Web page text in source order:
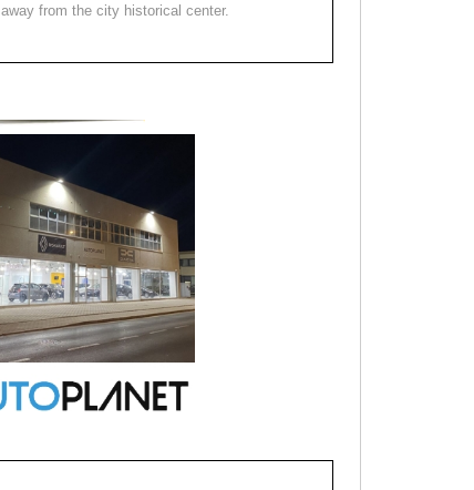
from the city historical center.